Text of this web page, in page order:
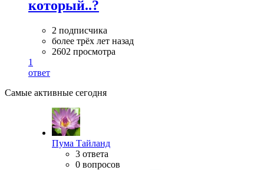
который..?
2 подписчика
более трёх лет назад
2602 просмотра
1
ответ
Самые активные сегодня
Пума Тайланд
3 ответа
0 вопросов